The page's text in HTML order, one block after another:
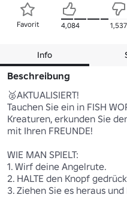
Favorit 4,084 1,537
Info
Beschreibung
🥈AKTUALISIERT!
Tauchen Sie ein in FISH
Kreaturen, erkunden Sie
mit Ihren FREUNDE!
WIE MAN SPIELT:
1. Wirf deine Angelrute.
2. HALTE den Knopf
3. Ziehen Sie es heraus und